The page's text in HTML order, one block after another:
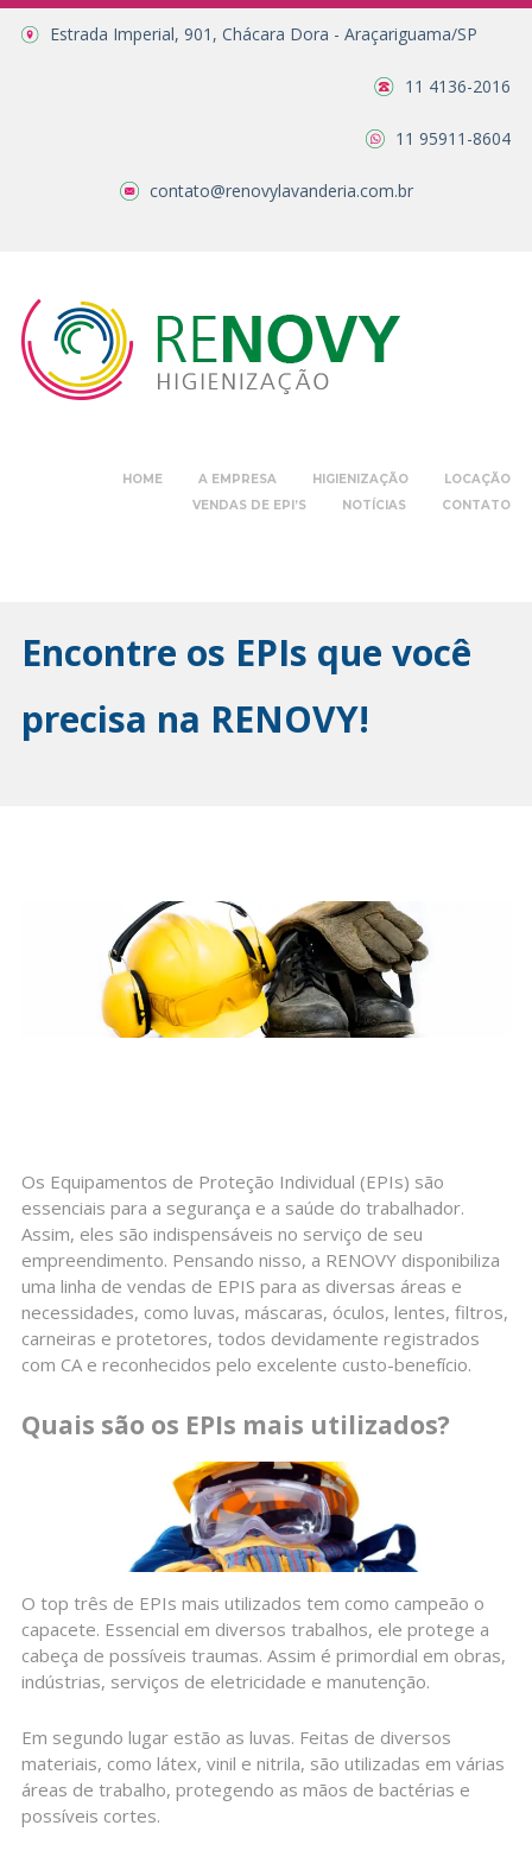
Estrada Imperial, 901, Chácara Dora - Araçariguama/SP
11 4136-2016
11 95911-8604
contato@renovylavanderia.com.br
HOME A EMPRESA HIGIENIZAÇÃO
LOCAÇÃO
VENDAS DE EPI’S
NOTÍCIAS CONTATO
Encontre os EPIs que você
precisa na RENOVY!
Os Equipamentos de Proteção Individual (EPIs) são
essenciais para a segurança e a saúde do trabalhador.
Assim, eles são indispensáveis no serviço de seu
empreendimento. Pensando nisso, a RENOVY disponibiliza
uma linha de vendas de EPIS para as diversas áreas e
necessidades, como luvas, máscaras, óculos, lentes, filtros,
carneiras e protetores, todos devidamente registrados
com CA e reconhecidos pelo excelente custo-benefício.
Quais são os EPIs mais utilizados?
O top três de EPIs mais utilizados tem como campeão o
capacete. Essencial em diversos trabalhos, ele protege a
cabeça de possíveis traumas. Assim é primordial em obras,
indústrias, serviços de eletricidade e manutenção.
Em segundo lugar estão as luvas. Feitas de diversos
materiais, como látex, vinil e nitrila, são utilizadas em várias
áreas de trabalho, protegendo as mãos de bactérias e
possíveis cortes.